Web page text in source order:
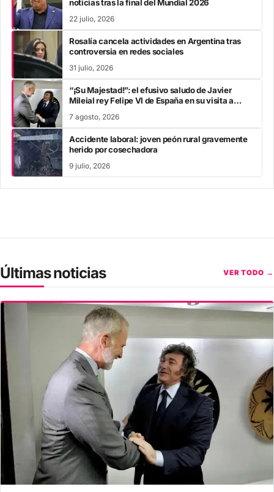
noticias tras la final del Mundial 2026
22 julio, 2026
Rosalía cancela actividades en Argentina tras
controversia en redes sociales
31 julio, 2026
“¡Su Majestad!”: el efusivo saludo de Javier
Mileial rey Felipe VI de España en su visita a
7 agosto, 2026
Accidente laboral: joven peón rural gravemente
herido por cosechadora
9 julio, 2026
Últimas noticias VER TODO →